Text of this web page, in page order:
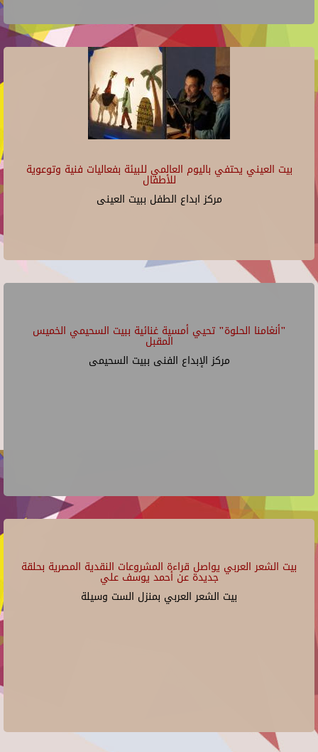
بيت العيني يحتفي باليوم العالمي للبيئة بفعاليات فنية وتوعوية
للأطفال
مركز ابداع الطفل ببيت العينى
"أنغامنا الحلوة" تحيي أمسية غنائية ببيت السحيمي الخميس
المقبل
مركز الإبداع الفنى ببيت السحيمى
بيت الشعر العربي يواصل قراءة المشروعات النقدية المصرية بحلقة
جديدة عن أحمد يوسف علي
بيت الشعر العربي بمنزل الست وسيلة